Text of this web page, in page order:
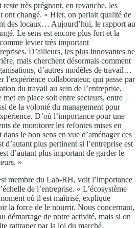
reste très prégnant, en revanche, les
ont changé. « Hier, on parlait qualité de
des locaux… Aujourd’hui, le rapport au
Le sens est encore plus fort et la
levier très important
D’ailleurs, les plus innovantes ne
mais cherchent désormais comment
d’autres modèles de travail…
l’expérience collaborateur, qui passe par
du travail au sein de l’entreprise.
en place soit entre secteurs, entre
de la volonté du management pour
D’où l’importance pour une
de monitorer les refontes mises en
le bon sens en vue d’aménager ces
d’autant plus pertinent si l’entreprise est
d’autant plus important de garder le
»
membre du Lab-RH, voit l’importance
de l’entreprise. « L’écosystème
où il est maîtrisé, explique
la force de le nourrir. Nous concernant,
démarrage de notre activité, mais si on
rattraper par la loi du marché.